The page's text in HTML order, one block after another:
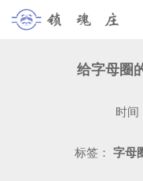
给字母圈
时间
标签： 字母